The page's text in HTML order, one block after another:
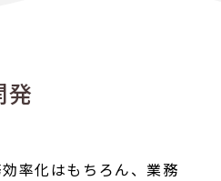
発
率化はもちろん、業務